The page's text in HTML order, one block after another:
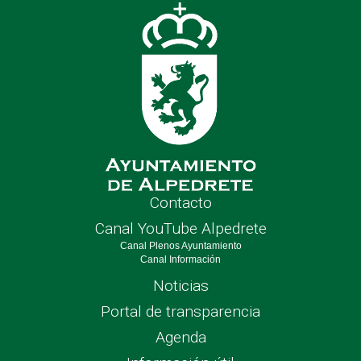
Contacto
Canal YouTube Alpedrete
Canal Plenos Ayuntamiento
Canal Información
Noticias
Portal de transparencia
Agenda